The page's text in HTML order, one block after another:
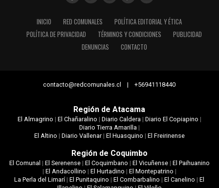
INICIO RED COMUNALES
POLÍTICA EDITORIAL Y ÉTICA
POLÍTICA DE PRIVACIDAD
TÉRMINOS Y CONDICIONES
PUBLICIDAD
DENUNCIAS
CONTACTO
contacto@redcomunales.cl | +56941118440
Región de Atacama
El Almagrino | El Chañaralino | Diario Caldera| Diario El Copiapino |
Diario Tierra Amarilla|
El Altino | Diario Vallenar| El Huasquino | El Freirinense
Región de Coquimbo
El Comunal | El Serenense| El Coquimbano | El Vicuñense| El Paihuanino
| El Andacollino | El Hurtadino | El Montepatrino |
La Perla del Limarí|El Punitaquino |El Combarbalino |El Canelino |El